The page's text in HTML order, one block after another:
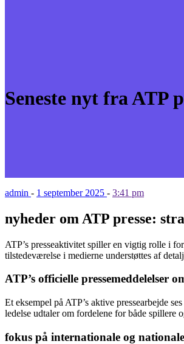
Seneste nyt fra ATP
admin - 1 september 2025 - 3:41 pm
nyheder om ATP presse:
ATP’s presseaktivitet spiller en vigtig rolle i
tilstedeværelse i medierne understøttes af
ATP’s officielle
Et eksempel på ATP’s aktive pressearbejde
ledelse udtaler om fordelene for både spillere
fokus på internationale og